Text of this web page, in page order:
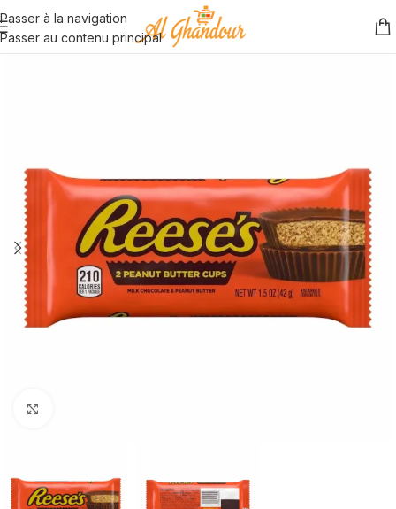
Passer à la navigation
Passer au contenu principal